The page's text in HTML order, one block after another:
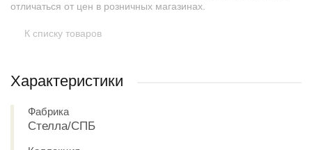
отличаться от цен в розничных магазинах.
К списку товаров
Характеристики
Фабрика
Стелла/СПБ